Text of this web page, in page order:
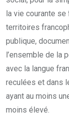
la vie courante
territoires
publique,
l’ensemble de la
avec la langue
reculées et dans
ayant au moins
moins élevé.